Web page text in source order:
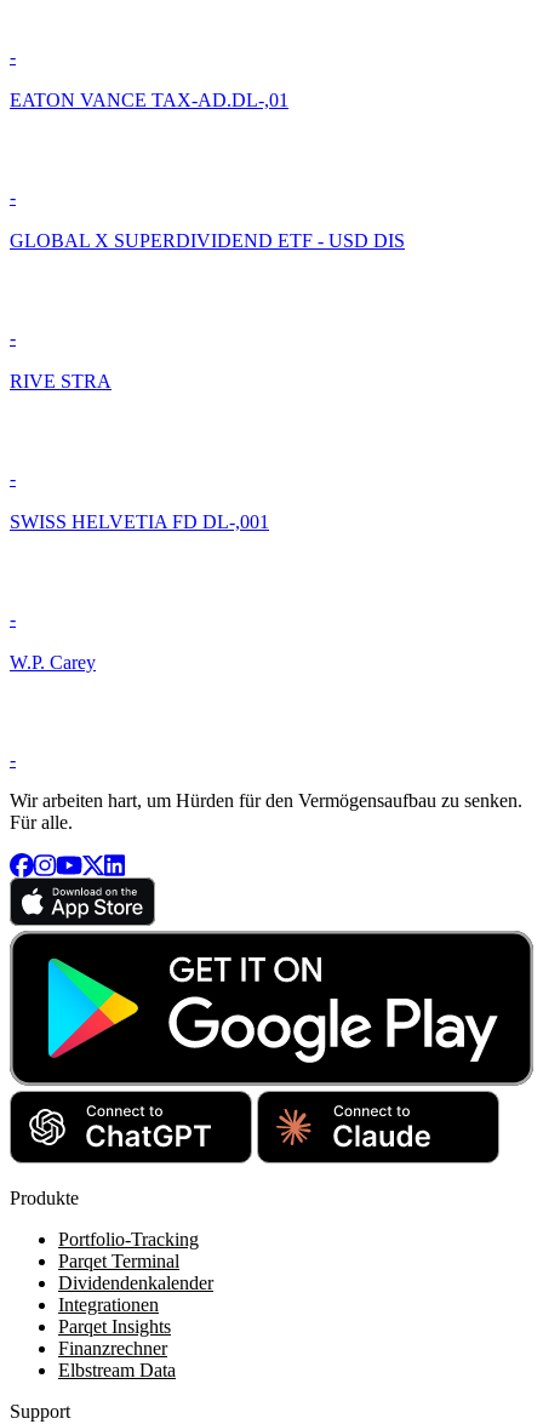
-
EATON VANCE TAX-AD.DL-,01
-
GLOBAL X SUPERDIVIDEND ETF - USD DIS
-
RIVE STRA
-
SWISS HELVETIA FD DL-,001
-
W.P. Carey
-
Wir arbeiten hart, um Hürden für den Vermögensaufbau zu senken.
Für alle.
Produkte
Portfolio-Tracking
Parqet Terminal
Dividendenkalender
Integrationen
Parqet Insights
Finanzrechner
Elbstream Data
Support